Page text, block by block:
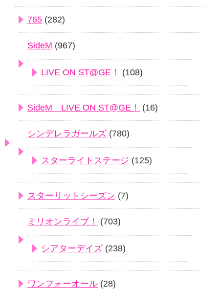
765 (282)
SideM (967)
LIVE ON ST@GE！ (108)
SideM LIVE ON ST@GE！ (16)
シンデレラガールズ (780)
スターライトステージ (125)
スターリットシーズン (7)
ミリオンライブ！ (703)
シアターデイズ (238)
ワンフォーオール (28)